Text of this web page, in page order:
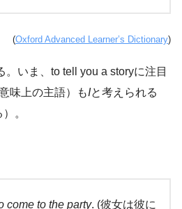
(Oxford Advanced Learner’s Dictionary)
いま、to tell you a storyに注目
味上の主語）もIと考えられる
。
come to the party. (彼女は彼に